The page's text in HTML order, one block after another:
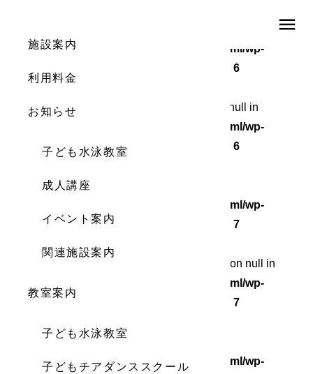
menu
施設案内
利用料金
お知らせ
子ども水泳教室
成人講座
イベント案内
関連施設案内
教室案内
子ども水泳教室
子どもチアダンススクール
/home/wordstock/numasupo.com/public_html/wp-
6
Warning: Attempt to read property "cat_ID" on null in
/home/wordstock/numasupo.com/public_html/wp-
content/themes/numaspo/single.php
6
Warning: Undefined array key 0 in
/home/wordstock/numasupo.com/public_html/wp-
content/themes/numaspo/single.php
7
: Attempt to read property "cat_name" on null in
/home/wordstock/numasupo.com/public_html/wp-
content/themes/numaspo/single.php
7
: Undefined array key 0 in
/home/wordstock/numasupo.com/public_html/wp-